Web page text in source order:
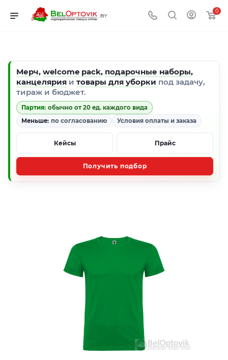
0
Мерч, welcome pack, подарочные наборы,
канцелярия и товары для уборки под задачу,
тираж и бюджет.
Партия: обычно от 20 ед. каждого вида
Меньше: по согласованию Условия оплаты и заказа
Кейсы Прайс
Получить подбор